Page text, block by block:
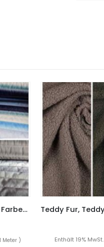
Stepper mit Farbverlauf, diverse Farben – beidseitig verwendbar
Meter ) Enthält 19% MwSt.